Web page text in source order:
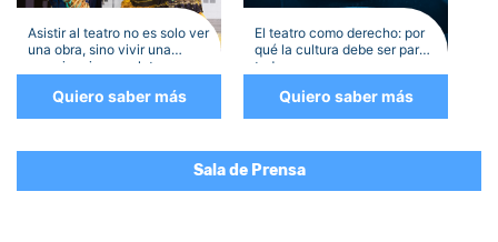
Asistir al teatro no es solo ver
una obra, sino vivir una
experiencia completa
Quiero saber más
El teatro como derecho: por
qué la cultura debe ser para
todos
Quiero saber más
Sala de Prensa